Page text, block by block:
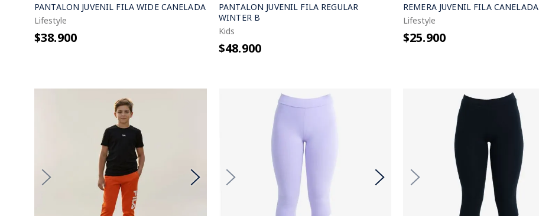
PANTALON JUVENIL FILA WIDE CANELADA
Lifestyle
$38.900
PANTALON JUVENIL FILA REGULAR
WINTER B
Kids
$48.900
REMERA JUVENIL FILA CANELADA
Lifestyle
$25.900